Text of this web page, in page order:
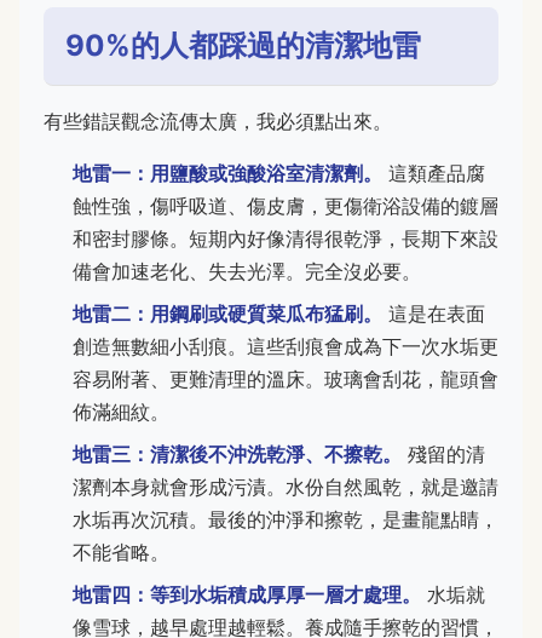
90%的人都踩過的清潔地雷
有些錯誤觀念流傳太廣，我必須點出來。
地雷一：用鹽酸或強酸浴室清潔劑。
這類產品腐
蝕性強，傷呼吸道、傷皮膚，更傷衛浴設備的鍍層
和密封膠條。短期內好像清得很乾淨，長期下來設
備會加速老化、失去光澤。完全沒必要。
地雷二：用鋼刷或硬質菜瓜布猛刷。
這是在表面
創造無數細小刮痕。這些刮痕會成為下一次水垢更
容易附著、更難清理的溫床。玻璃會刮花，龍頭會
佈滿細紋。
地雷三：清潔後不沖洗乾淨、不擦乾。
殘留的清
潔劑本身就會形成污漬。水份自然風乾，就是邀請
水垢再次沉積。最後的沖淨和擦乾，是畫龍點睛，
不能省略。
地雷四：等到水垢積成厚厚一層才處理。
水垢就
像雪球，越早處理越輕鬆。養成隨手擦乾的習慣，